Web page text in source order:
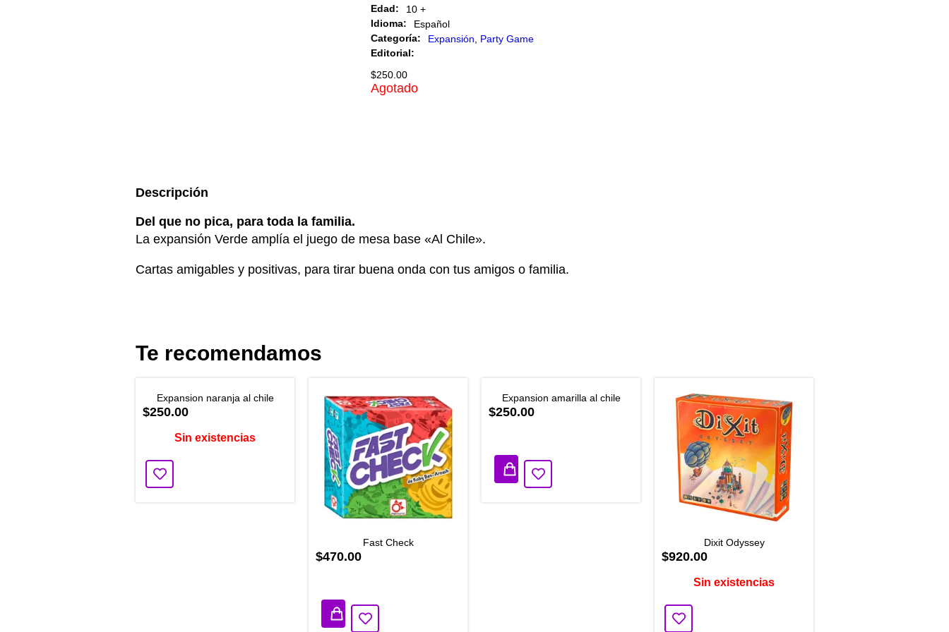
Edad:
10 +
Idioma:
Español
Categoría:
Expansión
Party Game
Editorial:
$250.00
Agotado
Descripción
Del que no pica, para toda la familia.
La expansión Verde amplía el juego de mesa base «Al Chile».
Cartas amigables y positivas, para tirar buena onda con tus amigos o familia.
Te recomendamos
Expansion naranja al chile
$250.00
Sin existencias
Fast Check
$470.00
Expansion amarilla al chile
$250.00
Dixit Odyssey
$920.00
Sin existencias